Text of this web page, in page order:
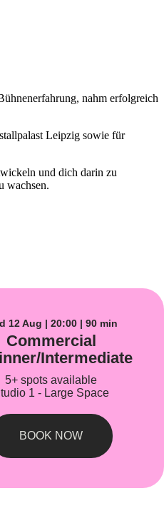
nahm erfolgreich
Leipzig sowie für
und dich darin zu
wachsen.
12 Aug | 20:00 | 90 min
Commercial
Intermediate
5+ spots available
1 - Large Space
BOOK NOW